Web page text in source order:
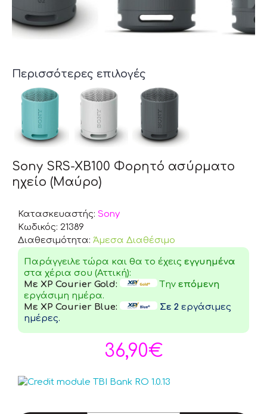
Περισσότερες επιλογές
Sony SRS-XB100 Φορητό ασύρματο
ηχείο (Μαύρο)
Κατασκευαστής: Sony
Κωδικός: 21389
Διαθεσιμότητα: Άμεσα Διαθέσιμο
Παράγγειλε τώρα και θα το έχεις εγγυημένα
στα χέρια σου (Αττική):
Με XP Courier Gold:
Tην επόμενη
εργάσιμη ημέρα.
Με XP Courier Blue:
Σε 2 εργάσιμες
ημέρες.
36,90€